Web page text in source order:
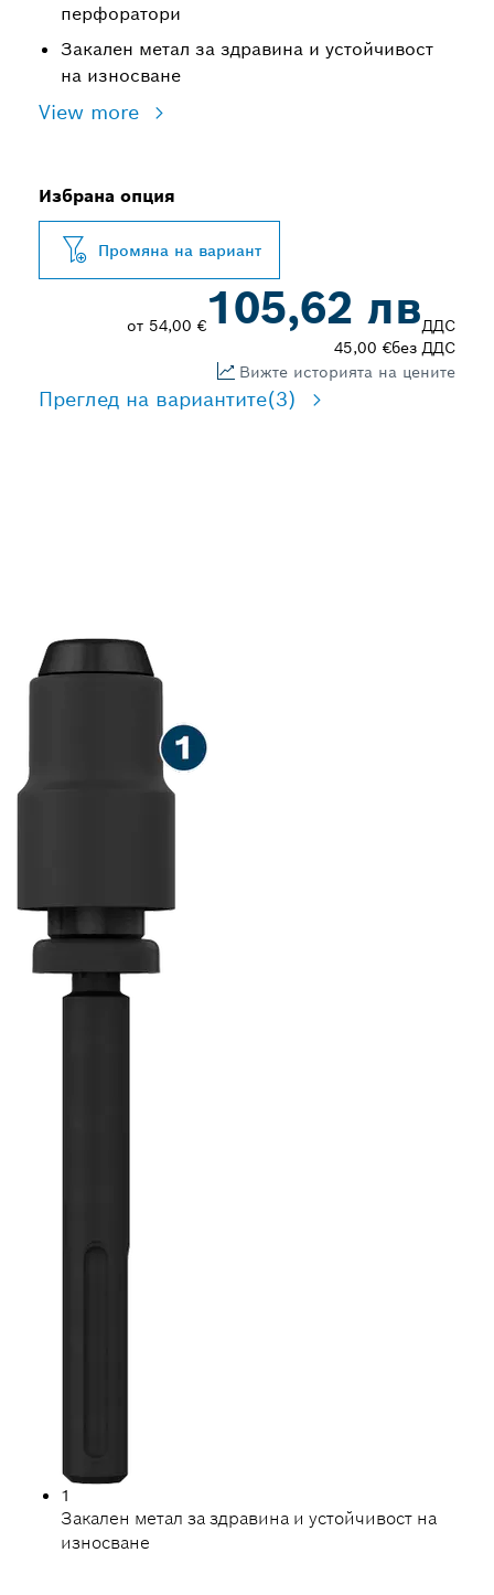
перфоратори
Закален метал за здравина и устойчивост
на износване
View more
Избрана опция
Промяна на вариант
от 54,00 €105,62 лвДДС
45,00 €без ДДС
Вижте историята на цените
Преглед на вариантите(3)
1
Закален метал за здравина и устойчивост на
износване